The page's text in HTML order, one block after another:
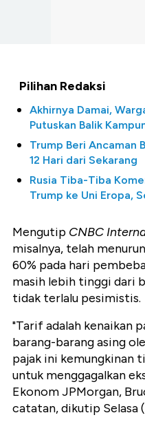
Pilihan Redaksi
Akhirnya Damai,
Putuskan Balik
Trump Beri Ancaman
12 Hari dari Sekarang
Rusia Tiba-Tiba
Trump ke Uni Eropa,
Mengutip CNBC
misalnya, telah
60% pada hari
masih lebih tinggi dari
tidak terlalu pesimistis.
"Tarif adalah kenaikan
barang-barang asing
pajak ini kemungkinan
untuk menggagalkan
Ekonom JPMorgan,
catatan, dikutip Selasa